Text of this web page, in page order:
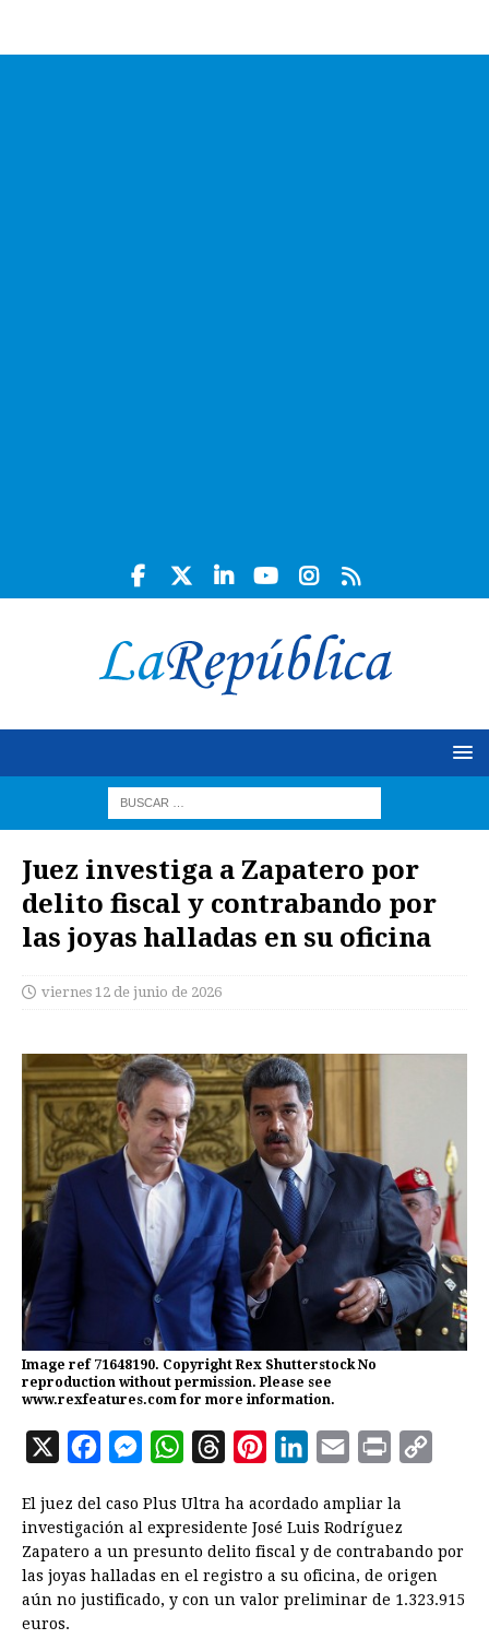
Juez investiga a Zapatero por
delito fiscal y contrabando por
las joyas halladas en su oficina
viernes 12 de junio de 2026
Image ref 71648190. Copyright Rex Shutterstock No
reproduction without permission. Please see
www.rexfeatures.com for more information.
X
c
e
b
o
M
s
s
e
n
W
a
t
s
A
r
e
a
d
n
t
e
r
n
k
e
d
a
i
l
i
n
t
y
L
i
El juez del caso Plus Ultra ha acordado ampliar la
investigación al expresidente José Luis Rodríguez
Zapatero a un presunto delito fiscal y de contrabando por
las joyas halladas en el registro a su oficina, de origen
aún no justificado, y con un valor preliminar de 1.323.915
euros.